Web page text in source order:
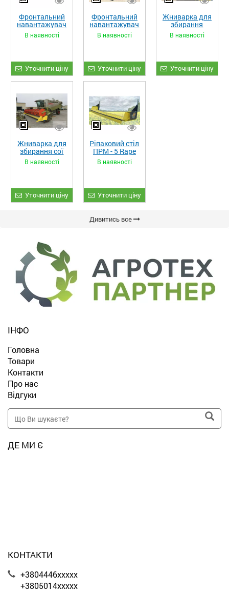
Фронтальний
навантажувач
«STRONG XL»
В наявності
Уточнити ціну
Фронтальний
навантажувач
«STRONG»
В наявності
Уточнити ціну
Жниварка для
збирання
кукурудзи
ЖКИ-870
В наявності
Уточнити ціну
Жниварка для
збирання сої
та гороху
«ETTARO»
В наявності
Уточнити ціну
Ріпаковий стіл
ПРМ - 5 Rape
Fiore
В наявності
Уточнити ціну
Дивитись все
ІНФО
Головна
Товари
Контакти
Про нас
Відгуки
ДЕ МИ Є
КОНТАКТИ
+3804446xxxxx
+3805014xxxxx